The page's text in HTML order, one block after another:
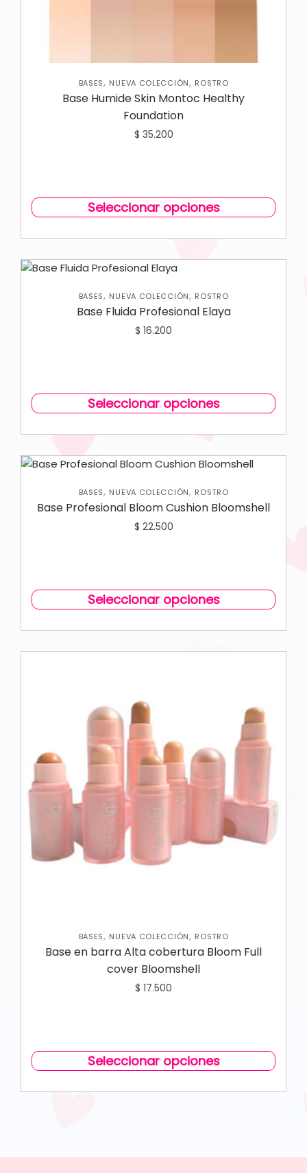
BASES, NUEVA COLECCIÓN, ROSTRO
Base Humide Skin Montoc Healthy
Foundation
$ 35.200
Seleccionar opciones
BASES, NUEVA COLECCIÓN, ROSTRO
Base Fluida Profesional Elaya
$ 16.200
Seleccionar opciones
BASES, NUEVA COLECCIÓN, ROSTRO
Base Profesional Bloom Cushion Bloomshell
$ 22.500
Seleccionar opciones
BASES, NUEVA COLECCIÓN, ROSTRO
Base en barra Alta cobertura Bloom Full
cover Bloomshell
$ 17.500
Seleccionar opciones